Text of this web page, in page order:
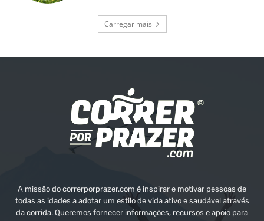
Carregar mais
A missão do correrporprazer.com é inspirar e motivar pessoas de
todas as idades a adotar um estilo de vida ativo e saudável através
da corrida. Queremos fornecer informações, recursos e apoio para